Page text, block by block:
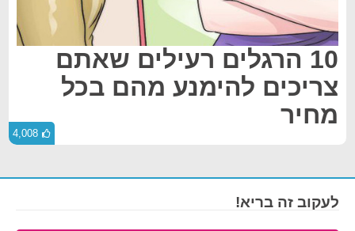
10 הרגלים רעילים שאתם
צריכים להימנע מהם בכל
מחיר
4,008
לעקוב זה בריא!